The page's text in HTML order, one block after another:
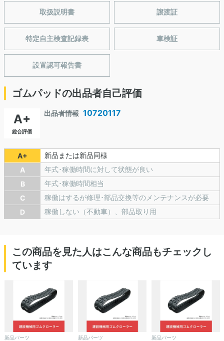
取扱説明書 譲渡証
特定自主検査記録表 車検証
設置認可報告書
ゴムパッドの出品者自己評価
A+
総合評価
出品者情報 10720117
A+
新品または新品同様
A
年式･稼働時間に対して状態が良い
B
年式･稼働時間相当
C
稼働はするが修理･部品交換等のメンテナンスが必要
D
稼働しない（不動車）、部品取り用
この商品を見た人はこんな商品もチェックし
ています
新品パーツ 新品パーツ 新品パーツ